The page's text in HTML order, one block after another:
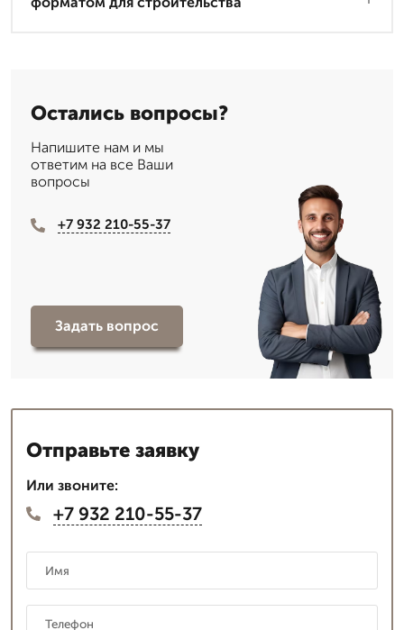
Остались вопросы?
Напишите нам и мы
ответим на все Ваши
вопросы
+7 932 210-55-37
Задать вопрос
Отправьте заявку
Или звоните:
+7 932 210-55-37